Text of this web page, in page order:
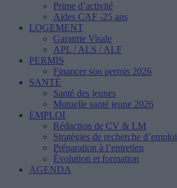
Prime d’activité
Aides CAF -25 ans
LOGEMENT
Garantie Visale
APL / ALS / ALF
PERMIS
Financer son permis 2026
SANTÉ
Santé des jeunes
Mutuelle santé jeune 2026
EMPLOI
Rédaction de CV & LM
Stratégies de recherche d’emploi
Préparation à l’entretien
Évolution et formation
AGENDA